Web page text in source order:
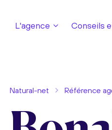
L'agence Conseils
Natural-net Référence